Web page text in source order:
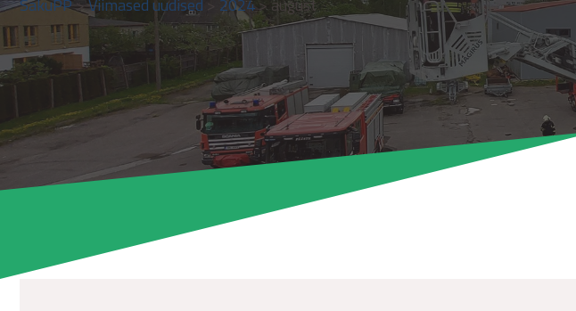
SakuPP>Viimased uudised > 2024> august